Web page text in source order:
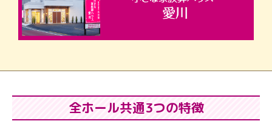
全ホール共通3つの特徴